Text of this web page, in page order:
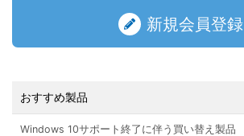
新規会員登録
おすすめ製品
Windows 10サポート終了に伴う買い替え製品